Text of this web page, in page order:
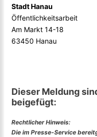
Stadt Hanau
Öffentlichkeitsarbeit
Am Markt 14-18
63450 Hanau
Dieser Meldung
beigefügt:
Rechtlicher Hinweis:
Die im Presse-Service